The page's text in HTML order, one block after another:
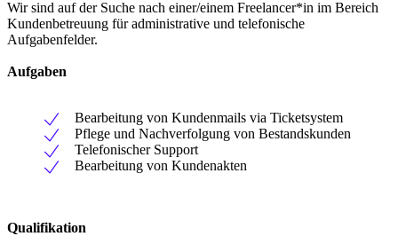
Wir sind auf der Suche nach einer/einem Freelancer*in im Bereich
Kundenbetreuung für administrative und telefonische
Aufgabenfelder.
Aufgaben
Bearbeitung von Kundenmails via Ticketsystem
Pflege und Nachverfolgung von Bestandskunden
Telefonischer Support
Bearbeitung von Kundenakten
Qualifikation